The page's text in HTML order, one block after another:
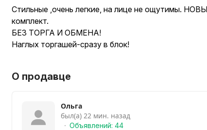
Стильные ,очень легкие, на лице не ощутимы.
комплект.
БЕЗ ТОРГА И ОБМЕНА!
Наглых торгашей-сразу в блок!
О продавце
Ольга
был(а) 22 мин. назад
Объявлений: 44